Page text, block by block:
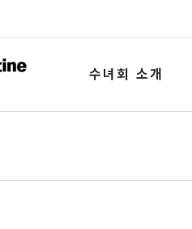
수녀회 소개